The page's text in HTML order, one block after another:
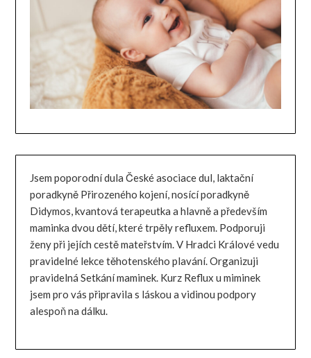
Jsem poporodní dula České asociace dul, laktační
poradkyně Přirozeného kojení, nosící poradkyně
Didymos, kvantová terapeutka a hlavně a především
maminka dvou dětí, které trpěly refluxem. Podporuji
ženy při jejích cestě mateřstvím. V Hradci Králové vedu
pravidelné lekce těhotenského plavání. Organizuji
pravidelná Setkání maminek. Kurz Reflux u miminek
jsem pro vás připravila s láskou a vidinou podpory
alespoň na dálku.